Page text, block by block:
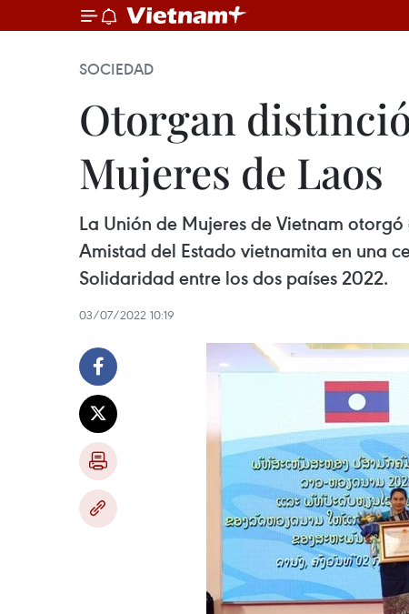
SOCIEDAD
Otorgan
Mujeres de Laos
La Unión de Mujeres de Vietnam
Amistad del Estado vietnamita en una
Solidaridad entre los dos países 2022.
03/07/2022 10:19